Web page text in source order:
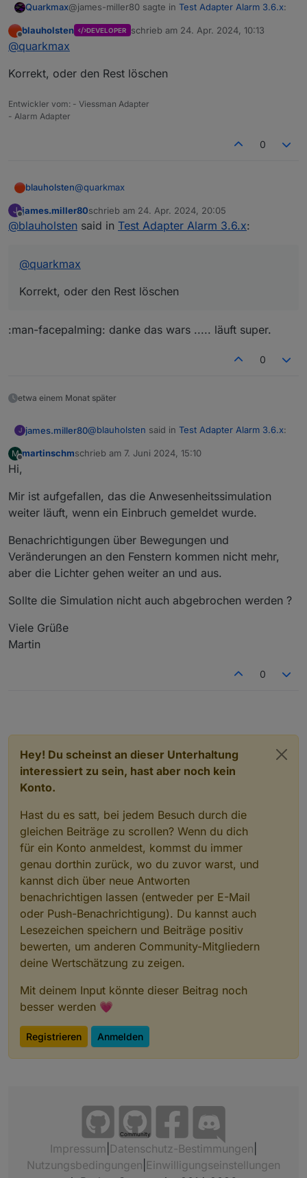
Quarkmax@james-miller80 sagte in Test Adapter Alarm 3.6.x:
nimm nicht das PLUS sondern tippe
dann <Enter>
Offline
blauholsten DEVELOPER schrieb am 24. Apr. 2024, 10:13
zuletzt editiert von
@quarkmax
Korrekt, oder den Rest löschen
Entwickler vom: - Viessman Adapter
- Alarm Adapter
0
blauholsten@quarkmax
Korrekt, oder den Rest löschen
J
Offline
james.miller80schrieb am 24. Apr. 2024, 20:05
zuletzt editiert von
@blauholsten said in Test Adapter Alarm 3.6.x:
@quarkmax
Korrekt, oder den Rest löschen
:man-facepalming: danke das wars ..... läuft super.
0
etwa einem Monat später
J james.miller80@blauholsten said in Test Adapter Alarm 3.6.x:
Korrekt, oder den Rest löschen
:man-facepalming: danke das wars ..... läuft
super.
M martinschmschrieb am 7. Juni 2024, 15:10
zuletzt editiert von
Hi,
Mir ist aufgefallen, das die Anwesenheitssimulation
weiter läuft, wenn ein Einbruch gemeldet wurde.
Benachrichtigungen über Bewegungen und
Veränderungen an den Fenstern kommen nicht mehr,
aber die Lichter gehen weiter an und aus.
Sollte die Simulation nicht auch abgebrochen werden ?
Viele Grüße
Martin
0
Hey! Du scheinst an dieser Unterhaltung
interessiert zu sein, hast aber noch kein
Konto.
Hast du es satt, bei jedem Besuch durch die
gleichen Beiträge zu scrollen? Wenn du dich
für ein Konto anmeldest, kommst du immer
genau dorthin zurück, wo du zuvor warst, und
kannst dich über neue Antworten
benachrichtigen lassen (entweder per E-Mail
oder Push-Benachrichtigung). Du kannst auch
Lesezeichen speichern und Beiträge positiv
bewerten, um anderen Community-Mitgliedern
deine Wertschätzung zu zeigen.
Mit deinem Input könnte dieser Beitrag noch
besser werden 💗
Registrieren Anmelden
Community
Impressum Datenschutz-Bestimmungen
Nutzungsbedingungen Einwilligungseinstellungen